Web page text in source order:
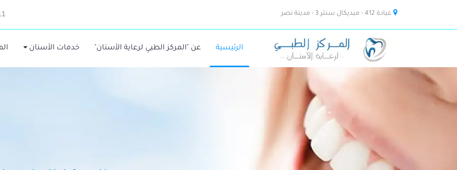
عيادة 412 - ميديكال سنتر 3 - مدينة نصر
الرئيسية عن "المركز الطبي لرعاية الأسنان" خدمات الأسنان